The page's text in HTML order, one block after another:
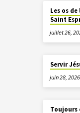
Les os
Saint
juillet 26,
Servir
juin 28, 2026
Toujours